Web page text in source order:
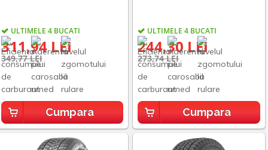
ULTIMELE 4 BUCATI
311,94 LEI
349,77 LEI
Cumpara
ULTIMELE 4 BUCATI
244,30 LEI
273,74 LEI
Cumpara